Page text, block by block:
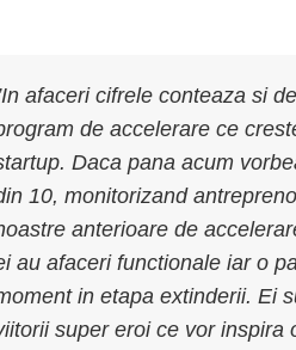
afaceri cifrele conteaza si
de accelerare ce
Daca pana acum
10, monitorizand
anterioare de
au afaceri functionale iar o
in etapa extinderii. Ei
super eroi ce vor inspira